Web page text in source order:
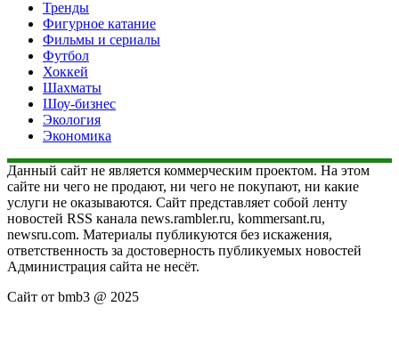
Тренды
Фигурное катание
Фильмы и сериалы
Футбол
Хоккей
Шахматы
Шоу-бизнес
Экология
Экономика
Данный сайт не является коммерческим проектом. На этом
сайте ни чего не продают, ни чего не покупают, ни какие
услуги не оказываются. Сайт представляет собой ленту
новостей RSS канала news.rambler.ru, kommersant.ru,
newsru.com. Материалы публикуются без искажения,
ответственность за достоверность публикуемых новостей
Администрация сайта не несёт.
Сайт от bmb3 @ 2025